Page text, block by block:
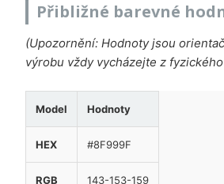
Přibližné barevné
(Upozornění: Hodnoty jsou
výrobu vždy vycházejte z
Model Hodnoty
HEX #8F999F
RGB 143-153-159